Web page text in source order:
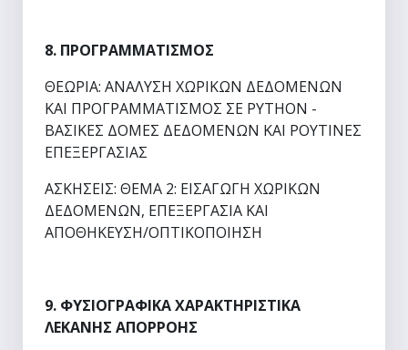
8. ΠΡΟΓΡΑΜΜΑΤΙΣΜΟΣ
ΘΕΩΡΙΑ: ΑΝΑΛΥΣΗ ΧΩΡΙΚΩΝ ΔΕΔΟΜΕΝΩΝ
ΚΑΙ ΠΡΟΓΡΑΜΜΑΤΙΣΜΟΣ ΣΕ PYTHON -
ΒΑΣΙΚΕΣ ΔΟΜΕΣ ΔΕΔΟΜΕΝΩΝ ΚΑΙ ΡΟΥΤΙΝΕΣ
ΕΠΕΞΕΡΓΑΣΙΑΣ
ΑΣΚΗΣΕΙΣ: ΘΕΜΑ 2: ΕΙΣΑΓΩΓΗ ΧΩΡΙΚΩΝ
ΔΕΔΟΜΕΝΩΝ, ΕΠΕΞΕΡΓΑΣΙΑ ΚΑΙ
ΑΠΟΘΗΚΕΥΣΗ/ΟΠΤΙΚΟΠΟΙΗΣΗ
9. ΦΥΣΙΟΓΡΑΦΙΚΑ ΧΑΡΑΚΤΗΡΙΣΤΙΚΑ
ΛΕΚΑΝΗΣ ΑΠΟΡΡΟΗΣ